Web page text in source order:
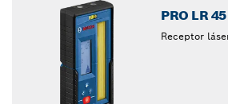
PRO LR 45
Receptor